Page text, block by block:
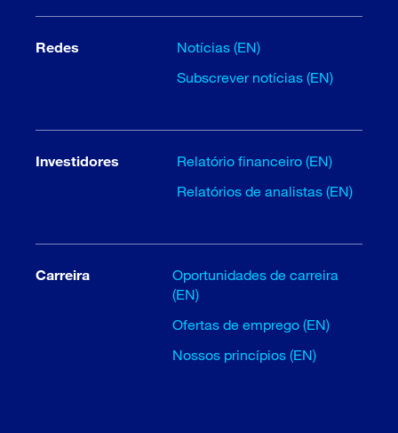
Redes
Notícias (EN)
Subscrever notícias (EN)
Investidores
Relatório financeiro (EN)
Relatórios de analistas (EN)
Carreira
Oportunidades de carreira
(EN)
Ofertas de emprego (EN)
Nossos princípios (EN)